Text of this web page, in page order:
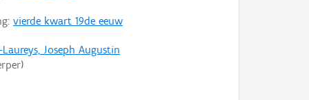
vierde kwart 19de eeuw
Laureys, Joseph Augustin